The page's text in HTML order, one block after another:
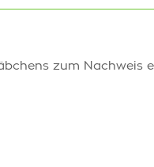
zum Nachweis